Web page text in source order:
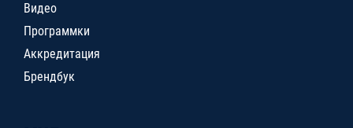
Видео
Программки
Аккредитация
Брендбук